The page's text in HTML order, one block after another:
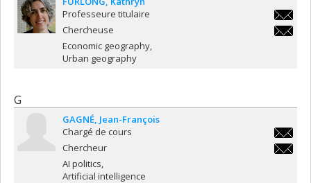
Professeure titulaire
Chercheuse
Economic geography
Urban geography
G
GAGNÉ Jean-François
jean-
Chargé de cours
Chercheur
AI politics
Artificial intelligence